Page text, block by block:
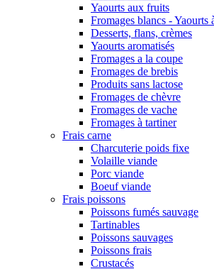
Yaourts aux fruits
Fromages blancs - Yaourts
Desserts, flans, crèmes
Yaourts aromatisés
Fromages a la coupe
Fromages de brebis
Produits sans lactose
Fromages de chèvre
Fromages de vache
Fromages à tartiner
Frais carne
Charcuterie poids fixe
Volaille viande
Porc viande
Boeuf viande
Frais poissons
Poissons fumés sauvage
Tartinables
Poissons sauvages
Poissons frais
Crustacés